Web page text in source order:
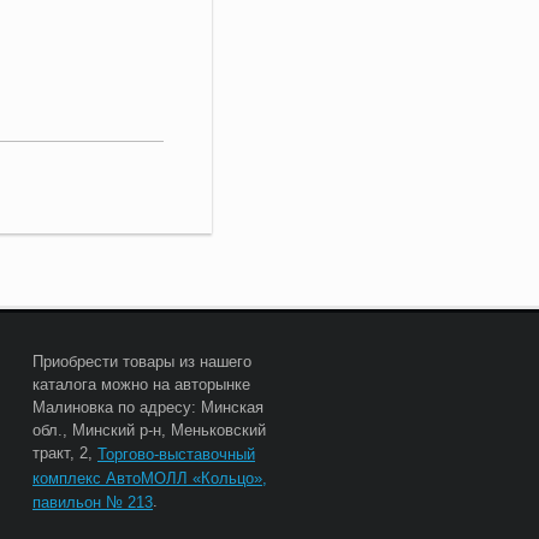
Приобрести товары из нашего
каталога можно на авторынке
Малиновка по адресу: Минская
обл., Минский р-н, Меньковский
тракт, 2, Торгово-выставочный
комплекс АвтоМОЛЛ «Кольцо»,
павильон № 213.